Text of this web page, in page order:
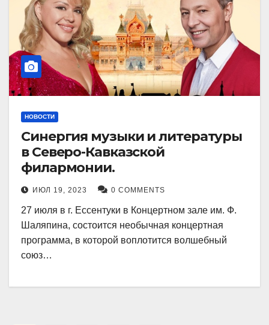
НОВОСТИ
Синергия музыки и литературы
в Северо-Кавказской
филармонии.
ИЮЛ 19, 2023 0 COMMENTS
27 июля в г. Ессентуки в Концертном зале им. Ф.
Шаляпина, состоится необычная концертная
программа, в которой воплотится волшебный
союз…